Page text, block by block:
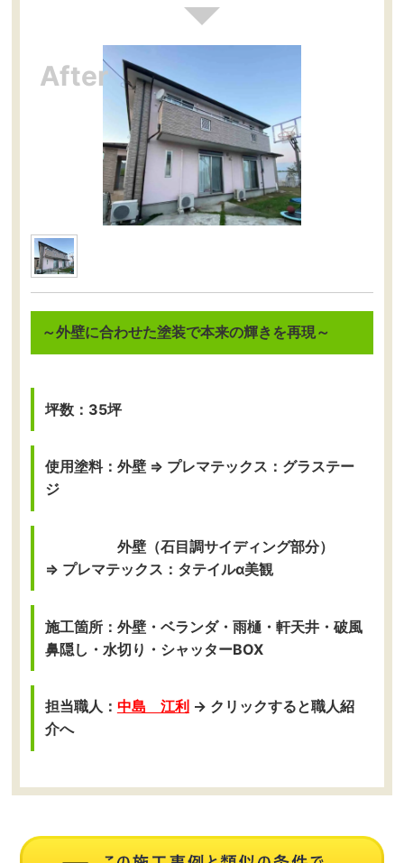
～外壁に合わせた塗装で本来の輝きを再現～
坪数：35坪
使用塗料：外壁 ⇒ プレマテックス：グラステー
ジ
外壁（石目調サイディング部分）
⇒ プレマテックス：タテイルα美観
施工箇所：外壁・ベランダ・雨樋・軒天井・破風
鼻隠し・水切り・シャッターBOX
担当職人： 中島 江利 → クリックすると職人紹
介へ